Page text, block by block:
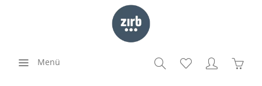
Menü